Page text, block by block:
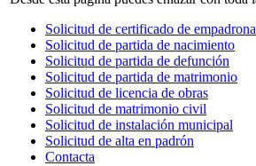
Solicitud de certificado de
Solicitud de partida de nacimiento
Solicitud de partida de defunción
Solicitud de partida de matrimonio
Solicitud de licencia de obras
Solicitud de matrimonio civil
Solicitud de instalación municipal
Solicitud de alta en padrón
Contacta